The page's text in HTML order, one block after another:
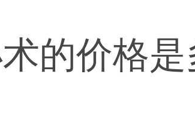
的价格